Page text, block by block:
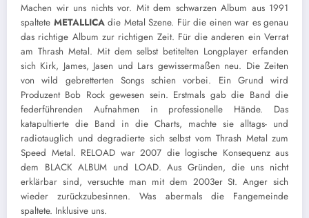
Machen wir uns nichts vor. Mit dem schwarzen Album aus 1991
spaltete METALLICA die Metal Szene. Für die einen war es genau
das richtige Album zur richtigen Zeit. Für die anderen ein Verrat
am Thrash Metal. Mit dem selbst betitelten Longplayer erfanden
sich Kirk, James, Jasen und Lars gewissermaßen neu. Die Zeiten
von wild gebretterten Songs schien vorbei. Ein Grund wird
Produzent Bob Rock gewesen sein. Erstmals gab die Band die
federführenden Aufnahmen in professionelle Hände. Das
katapultierte die Band in die Charts, machte sie alltags- und
radiotauglich und degradierte sich selbst vom Thrash Metal zum
Speed Metal. RELOAD war 2007 die logische Konsequenz aus
dem BLACK ALBUM und LOAD. Aus Gründen, die uns nicht
erklärbar sind, versuchte man mit dem 2003er St. Anger sich
wieder zurückzubesinnen. Was abermals die Fangemeinde
spaltete. Inklusive uns.